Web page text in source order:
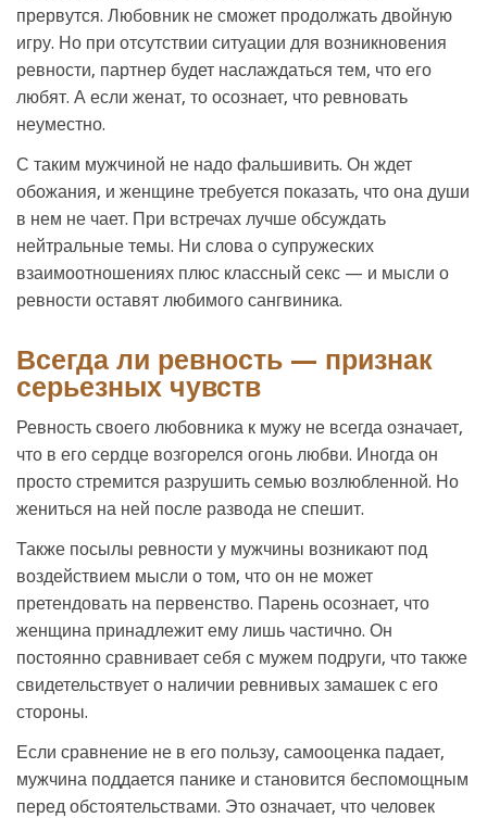
прервутся. Любовник не сможет продолжать двойную
игру. Но при отсутствии ситуации для возникновения
ревности, партнер будет наслаждаться тем, что его
любят. А если женат, то осознает, что ревновать
неуместно.
С таким мужчиной не надо фальшивить. Он ждет
обожания, и женщине требуется показать, что она души
в нем не чает. При встречах лучше обсуждать
нейтральные темы. Ни слова о супружеских
взаимоотношениях плюс классный секс — и мысли о
ревности оставят любимого сангвиника.
Всегда ли ревность — признак
серьезных чувств
Ревность своего любовника к мужу не всегда означает,
что в его сердце возгорелся огонь любви. Иногда он
просто стремится разрушить семью возлюбленной. Но
жениться на ней после развода не спешит.
Также посылы ревности у мужчины возникают под
воздействием мысли о том, что он не может
претендовать на первенство. Парень осознает, что
женщина принадлежит ему лишь частично. Он
постоянно сравнивает себя с мужем подруги, что также
свидетельствует о наличии ревнивых замашек с его
стороны.
Если сравнение не в его пользу, самооценка падает,
мужчина поддается панике и становится беспомощным
перед обстоятельствами. Это означает, что человек